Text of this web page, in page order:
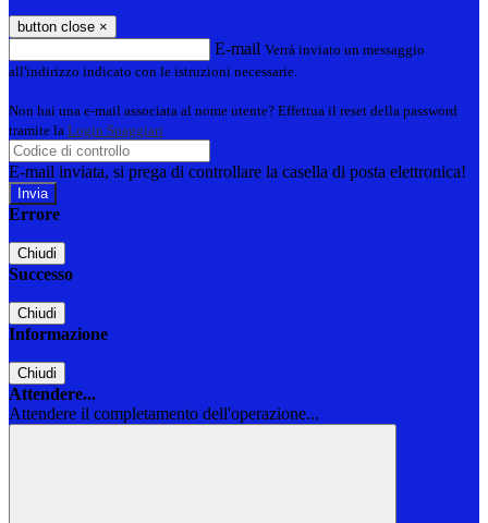
button close ×
E-mail Verrà inviato un messaggio
all'indirizzo indicato con le istruzioni necessarie.
Non hai una e-mail associata al nome utente? Effettua il reset della password
tramite la Login Spaggiari
E-mail inviata, si prega di controllare la casella di posta elettronica!
Errore
Chiudi
Successo
Chiudi
Informazione
Chiudi
Attendere...
Attendere il completamento dell'operazione...